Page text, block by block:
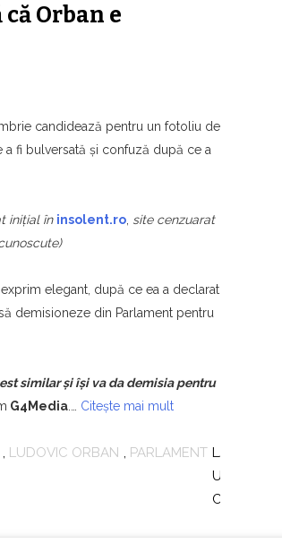
Orban e
candidează pentru un fotoliu de
a fi bulversată şi confuză după ce a
iniţial în insolent.ro site cenzuarat
elegant, după ce ea a declarat
demisioneze din Parlament pentru
similar și își va da demisia pentru
G4Media Citește mai mult
, LUDOVIC ORBAN , PARLAMENT LASĂ
UN